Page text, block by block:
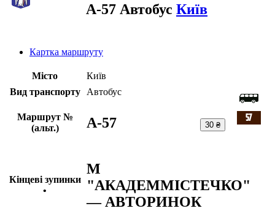
A-57 Автобус Київ
Картка маршруту
Місто
Київ
Вид транспорту
Автобус
Маршрут №
(альт.)
A-57 30 ₴
Кінцеві зупинки
•
М
"АКАДЕММІСТЕЧКО"
— АВТОРИНОК